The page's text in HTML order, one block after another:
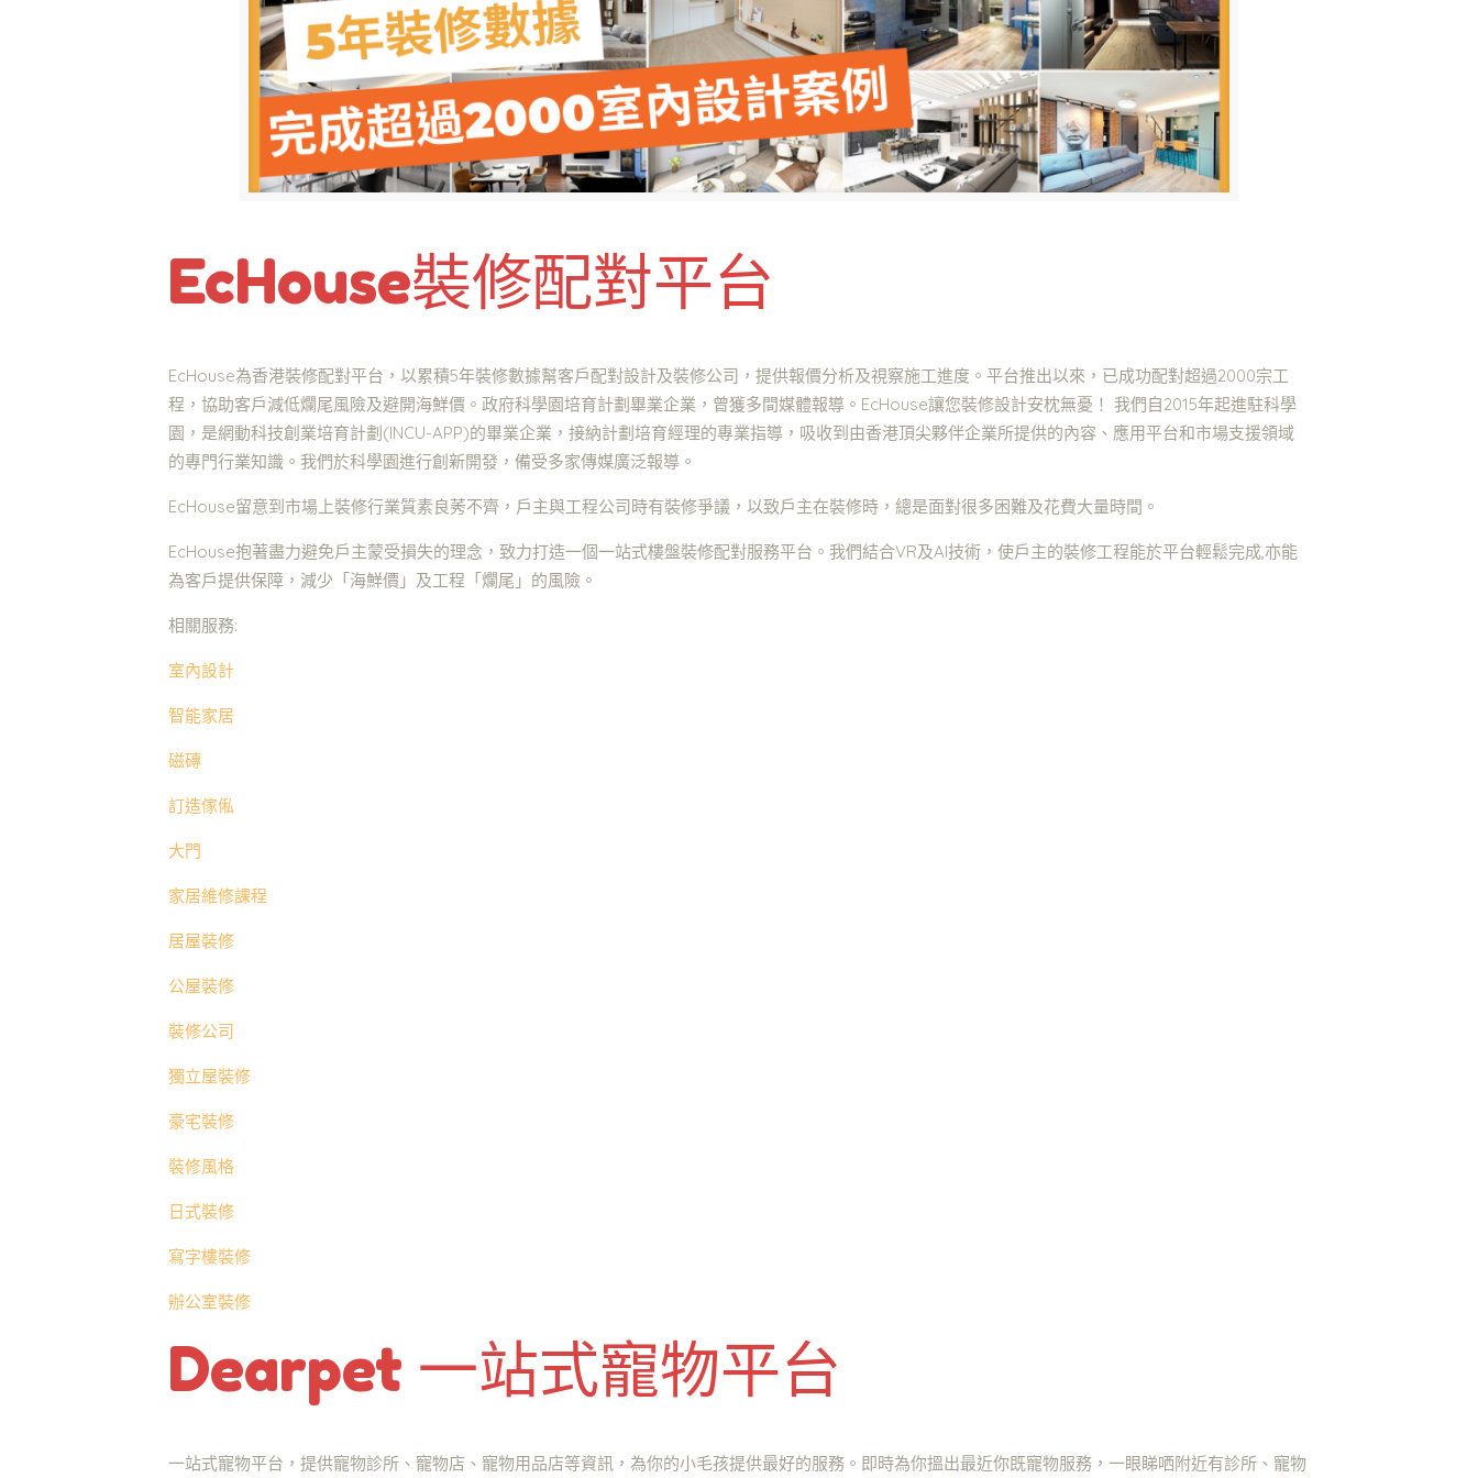
EcHouse裝修配對平台
EcHouse為香港裝修配對平台，以累積5年裝修數據幫客戶配對設計及裝修公司，提供報價分析及視察施工進度。平台推出以來，已成功配對超過2000宗工
程，協助客戶減低爛尾風險及避開海鮮價。政府科學園培育計劃畢業企業，曾獲多間媒體報導。EcHouse讓您裝修設計安枕無憂！ 我們自2015年起進駐科學
園，是網動科技創業培育計劃(INCU-APP)的畢業企業，接納計劃培育經理的專業指導，吸收到由香港頂尖夥伴企業所提供的內容、應用平台和市場支援領域
的專門行業知識。我們於科學園進行創新開發，備受多家傳媒廣泛報導。
EcHouse留意到市場上裝修行業質素良莠不齊，戶主與工程公司時有裝修爭議，以致戶主在裝修時，總是面對很多困難及花費大量時間。
EcHouse抱著盡力避免戶主蒙受損失的理念，致力打造一個一站式樓盤裝修配對服務平台。我們結合VR及AI技術，使戶主的裝修工程能於平台輕鬆完成,亦能
為客戶提供保障，減少「海鮮價」及工程「爛尾」的風險。
相關服務:
室內設計
智能家居
磁磚
訂造傢俬
大門
家居維修課程
居屋裝修
公屋裝修
裝修公司
獨立屋裝修
豪宅裝修
裝修風格
日式裝修
寫字樓裝修
辦公室裝修
Dearpet 一站式寵物平台
一站式寵物平台，提供寵物診所、寵物店、寵物用品店等資訊，為你的小毛孩提供最好的服務。即時為你搵出最近你既寵物服務，一眼睇哂附近有診所、寵物